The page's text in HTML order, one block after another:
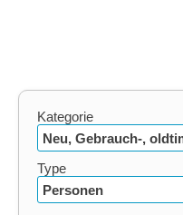
Kategorie
Neu, Gebrauch-,
Type
Personen